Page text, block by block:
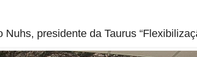
Nuhs, presidente da Taurus